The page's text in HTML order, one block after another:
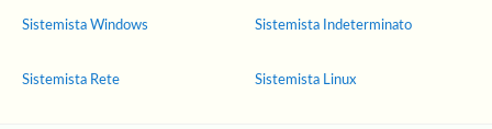
Sistemista Windows
Sistemista Rete
Sistemista Indeterminato
Sistemista Linux